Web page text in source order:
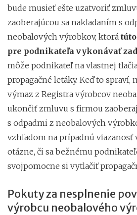
bude musieť ešte uzatvoriť
zaoberajúcou sa nakladaním s
neobalových výrobkov, ktorá
pre podnikateľa vykonávať
môže podnikateľ na vlastnej
propagačné letáky. Keď to spraví,
výmaz z Registra výrobcov
ukončiť zmluvu s firmou
s odpadmi z neobalových
vzhľadom na prípadnú viazanosť
otázne, či sa bežnému
svojpomocne si vytlačiť
Pokuty za nesplnenie
výrobcu neobalového